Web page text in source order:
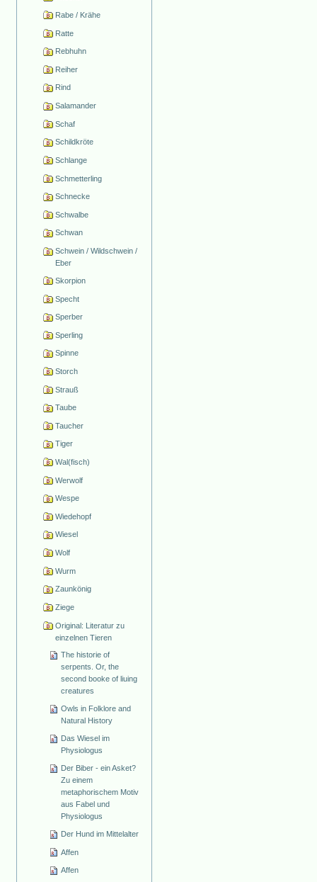
Rabe / Krähe
Ratte
Rebhuhn
Reiher
Rind
Salamander
Schaf
Schildkröte
Schlange
Schmetterling
Schnecke
Schwalbe
Schwan
Schwein / Wildschwein /
Eber
Skorpion
Specht
Sperber
Sperling
Spinne
Storch
Strauß
Taube
Taucher
Tiger
Wal(fisch)
Werwolf
Wespe
Wiedehopf
Wiesel
Wolf
Wurm
Zaunkönig
Ziege
Original: Literatur zu
einzelnen Tieren
The historie of
serpents. Or, the
second booke of liuing
creatures
Owls in Folklore and
Natural History
Das Wiesel im
Physiologus
Der Biber - ein Asket?
Zu einem
metaphorischem Motiv
aus Fabel und
Physiologus
Der Hund im Mittelalter
Affen
Affen